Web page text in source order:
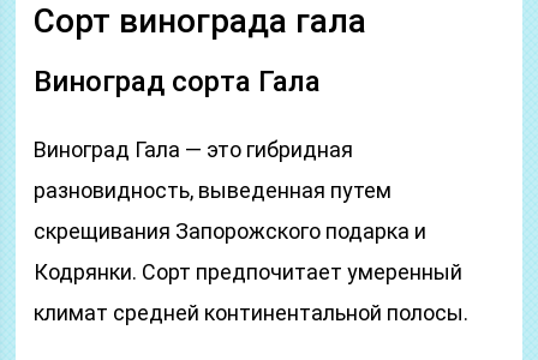
Сорт винограда гала
Виноград сорта Гала
Виноград Гала — это гибридная
разновидность, выведенная путем
скрещивания Запорожского подарка и
Кодрянки. Сорт предпочитает умеренный
климат средней континентальной полосы.